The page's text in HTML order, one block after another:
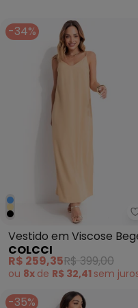
-34%
Vestido em Viscose
COLCCI
R$ 259,35R$ 399,00
ou 8x de R$ 32,41 sem
-35%